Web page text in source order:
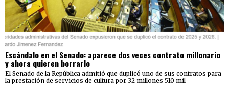
Escándalo en el Senado: aparece dos veces contrato millonario
y ahora quieren borrarlo
El Senado de la República admitió que duplicó uno de sus contratos para
la prestación de servicios de cultura por 32 millones 510 mil